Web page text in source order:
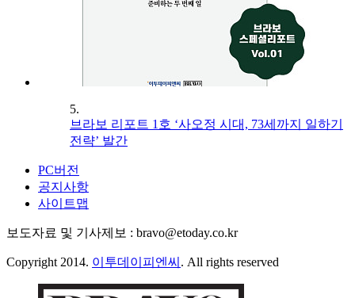
5.
브라보 리포트 1호 ‘사오정 시대, 73세까지 일하기
전략’ 발간
PC버전
공지사항
사이트맵
보도자료 및 기사제보 : bravo@etoday.co.kr
Copyright 2014. 이투데이피엔씨 . All rights reserved